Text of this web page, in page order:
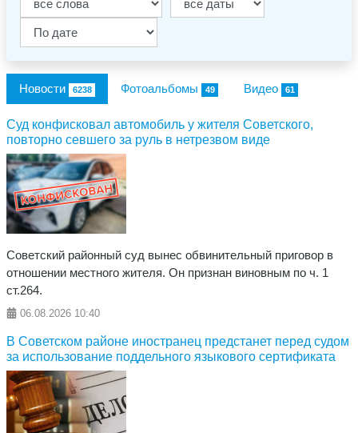
Новости 6238 Фотоальбомы 49 Видео 61
​Суд конфисковал автомобиль у жителя Советского,
повторно севшего за руль в нетрезвом виде
Советский районный суд вынес обвинительный приговор в
отношении местного жителя. Он признан виновным по ч. 1
ст.264.
06.08.2026 10:40
️В Советском районе иностранец предстанет перед судом
за использование поддельного языкового сертификата